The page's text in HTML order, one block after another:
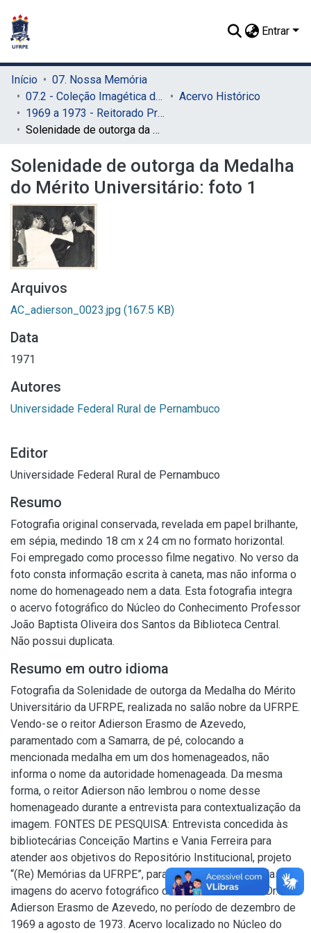
Entrar
Início
07. Nossa Memória
07.2 - Coleção Imagética do SIB
Acervo Histórico
1969 a 1973 - Reitorado Prof. Adierson Erasmo de Azevedo
Solenidade de outorga da Medalha do Mérito Universitário: foto 1
Solenidade de outorga da Medalha
do Mérito Universitário: foto 1
Arquivos
AC_adierson_0023.jpg (167.5 KB)
Data
1971
Autores
Universidade Federal Rural de Pernambuco
Editor
Universidade Federal Rural de Pernambuco
Resumo
Fotografia original conservada, revelada em papel brilhante,
em sépia, medindo 18 cm x 24 cm no formato horizontal.
Foi empregado como processo filme negativo. No verso da
foto consta informação escrita à caneta, mas não informa o
nome do homenageado nem a data. Esta fotografia integra
o acervo fotográfico do Núcleo do Conhecimento Professor
João Baptista Oliveira dos Santos da Biblioteca Central.
Não possui duplicata.
Resumo em outro idioma
Fotografia da Solenidade de outorga da Medalha do Mérito
Universitário da UFRPE, realizada no salão nobre da UFRPE.
Vendo-se o reitor Adierson Erasmo de Azevedo,
paramentado com a Samarra, de pé, colocando a
mencionada medalha em um dos homenageados, não
informa o nome da autoridade homenageada. Da mesma
forma, o reitor Adierson não lembrou o nome desse
homenageado durante a entrevista para contextualização da
imagem. FONTES DE PESQUISA: Entrevista concedida às
bibliotecárias Conceição Martins e Vania Ferreira para
atender aos objetivos do Repositório Institucional, projeto
“(Re) Memórias da UFRPE”, para a contextualização das
imagens do acervo fotográfico do reitorado do Prof. Dr.
Adierson Erasmo de Azevedo, no período de dezembro de
1969 a agosto de 1973. Acervo localizado no Núcleo do